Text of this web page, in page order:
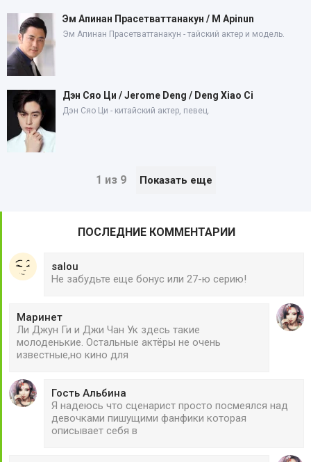
Эм Апинан Прасетваттанакун / M Apinun
Эм Апинан Прасетваттанакун - тайский актер и модель.
Дэн Сяо Ци / Jerome Deng / Deng Xiao Ci
Дэн Сяо Ци - китайский актер, певец.
1 из 9 Показать еще
ПОСЛЕДНИЕ КОММЕНТАРИИ
salou
Не забудьте еще бонус или 27-ю серию!
Маринет
Ли Джун Ги и Джи Чан Ук здесь такие
молоденькие. Остальные актёры не очень
известные,но кино для
Гость Альбина
Я надеюсь что сценарист просто посмеялся над
девочками пишущими фанфики которая
описывает себя в